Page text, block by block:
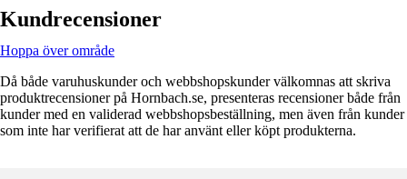
Kundrecensioner
Hoppa över område
Då både varuhuskunder och webbshopskunder välkomnas att skriva
produktrecensioner på Hornbach.se, presenteras recensioner både från
kunder med en validerad webbshopsbeställning, men även från kunder
som inte har verifierat att de har använt eller köpt produkterna.